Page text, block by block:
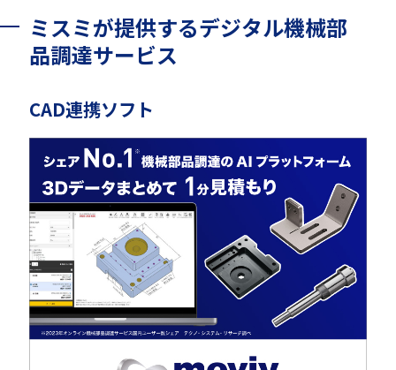
ミスミが提供するデジタル機械部
品調達サービス
CAD連携ソフト